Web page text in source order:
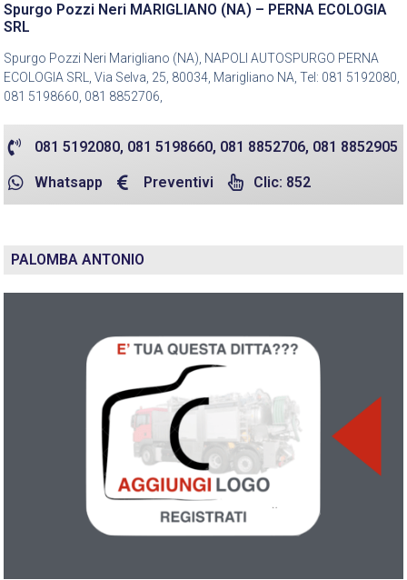
Spurgo Pozzi Neri MARIGLIANO (NA) – PERNA ECOLOGIA
SRL
Spurgo Pozzi Neri Marigliano (NA), NAPOLI AUTOSPURGO PERNA
ECOLOGIA SRL, Via Selva, 25, 80034, Marigliano NA, Tel: 081 5192080,
081 5198660, 081 8852706,
081 5192080, 081 5198660, 081 8852706, 081 8852905
Whatsapp Preventivi Clic: 852
PALOMBA ANTONIO